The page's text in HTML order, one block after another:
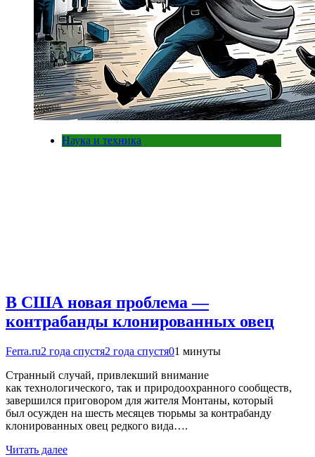
Наука и техника
В США новая проблема —
контрабанды клонированных овец
Ferra.ru2 года спустя2 года спустя01 минуты
Странный случай, привлекший внимание
как технологического, так и природоохранного сообществ,
завершился приговором для жителя Монтаны, который
был осужден на шесть месяцев тюрьмы за контрабанду
клонированных овец редкого вида….
Читать далее